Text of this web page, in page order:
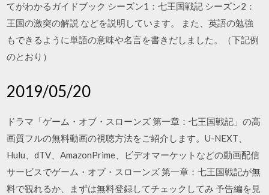
てがわかるガイドブック シーズン1：七王国戦記 シーズン2：
王国の激突の解説 などを説明しています。 また、英語の勉強
もできるように単語の意味や名言を書きだしました。（下記例
のとおり）
2019/05/20
ドラマ「ゲーム・オブ・スローンズ 第一章：七王国戦記」の高
画質フルの無料動画の視聴方法をご紹介します。U-NEXT、
Hulu、dTV、AmazonPrime、ビデオマーケットなどの動画配信
サービスでゲーム・オブ・スローンズ 第一章：七王国戦記が無
料で観れるか、まずは無料登録してチェックしてみ 予告編を見